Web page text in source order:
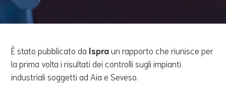
È stato pubblicato da Ispraun rapporto che riunisce per
la prima volta i risultati dei controlli sugli impianti
industriali soggetti ad Aia e Seveso.